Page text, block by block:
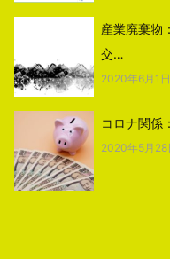
産業廃棄物
交…
2020年6月1日
コロナ関係
2020年5月28